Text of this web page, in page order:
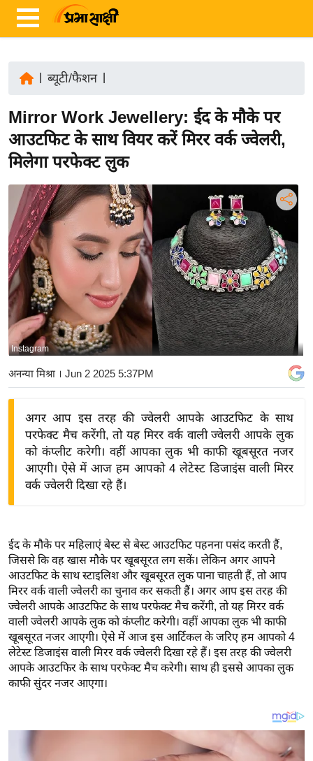
ज़ा
ख
ब
र
रा
ष्ट्री
य
अं
त
र्रा
ष्ट्री
य
बि
ज़
ने
द्यो
वि
शे
ष
ज्ञ
रा
य
ब
ज
ट
ल
क्रि
ब्यूटी/फैशन|
Mirror Work Jewellery: ईद के मौके पर
आउटफिट के साथ वियर करें मिरर वर्क ज्वेलरी,
मिलेगा परफेक्ट लुक
Instagram
अनन्या मिश्रा । Jun 2 2025 5:37PM
अगर आप इस तरह की ज्वेलरी आपके आउटफिट के साथ
परफेक्ट मैच करेंगी, तो यह मिरर वर्क वाली ज्वेलरी आपके लुक
को कंप्लीट करेगी। वहीं आपका लुक भी काफी खूबसूरत नजर
आएगी। ऐसे में आज हम आपको 4 लेटेस्ट डिजाइंस वाली मिरर
वर्क ज्वेलरी दिखा रहे हैं।
ईद के मौके पर महिलाएं बेस्ट से बेस्ट आउटफिट पहनना पसंद करती हैं,
जिससे कि वह खास मौके पर खूबसूरत लग सकें। लेकिन अगर आपने
आउटफिट के साथ स्टाइलिश और खूबसूरत लुक पाना चाहती हैं, तो आप
मिरर वर्क वाली ज्वेलरी का चुनाव कर सकती हैं। अगर आप इस तरह की
ज्वेलरी आपके आउटफिट के साथ परफेक्ट मैच करेंगी, तो यह मिरर वर्क
वाली ज्वेलरी आपके लुक को कंप्लीट करेगी। वहीं आपका लुक भी काफी
खूबसूरत नजर आएगी। ऐसे में आज इस आर्टिकल के जरिए हम आपको 4
लेटेस्ट डिजाइंस वाली मिरर वर्क ज्वेलरी दिखा रहे हैं। इस तरह की ज्वेलरी
आपके आउटफिर के साथ परफेक्ट मैच करेगी। साथ ही इससे आपका लुक
काफी सुंदर नजर आएगा।